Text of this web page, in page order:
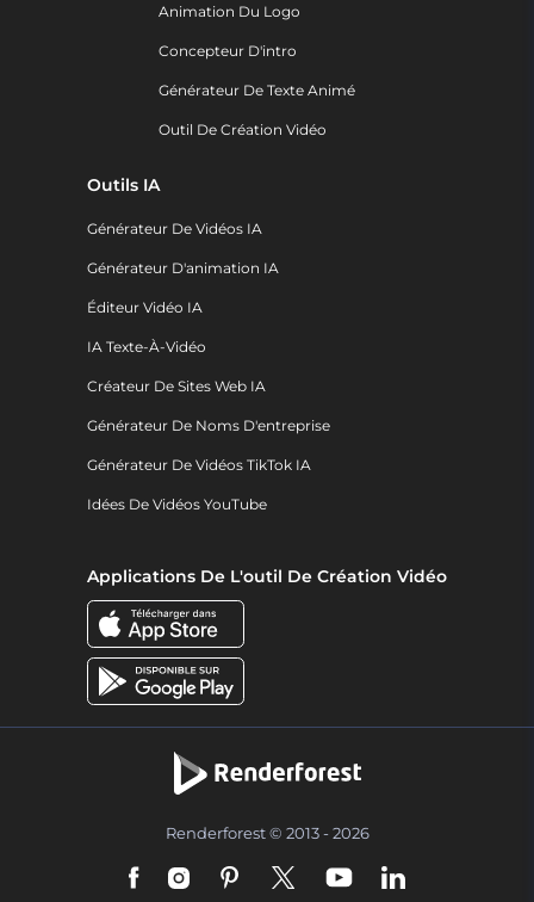
Animation Du Logo
Concepteur D'intro
Générateur De Texte Animé
Outil De Création Vidéo
Outils IA
Générateur De Vidéos IA
Générateur D'animation IA
Éditeur Vidéo IA
IA Texte-À-Vidéo
Créateur De Sites Web IA
Générateur De Noms D'entreprise
Générateur De Vidéos TikTok IA
Idées De Vidéos YouTube
Applications De L'outil De Création Vidéo
Renderforest © 2013 - 2026